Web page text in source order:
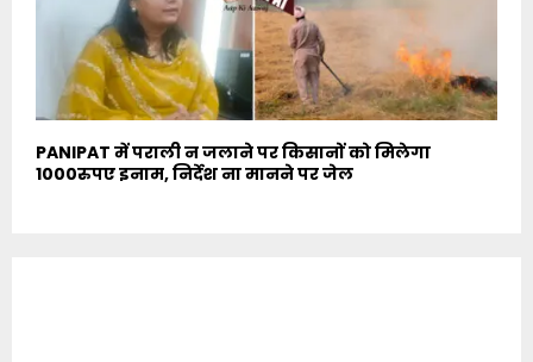
PANIPAT में पराली न जलाने पर किसानों को मिलेगा
1000रुपए इनाम, निर्देश ना मानने पर जेल